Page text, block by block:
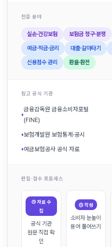
전문 분야
실손·건강보험 보험금 청구·분쟁
예금·적금·금리 대출·갈아타기
신용점수 관리 환율·환전
참고 공식 기관
▪
금융감독원 금융소비자포털
(FINE)
▪보험개발원 보험통계·공시
▪예금보험공사 공식 자료
편집·검수 프로세스
① 자료 수
집
공식 기관
원문 직접 확
인
② 작성
소비자 눈높이
용어 풀어쓰기